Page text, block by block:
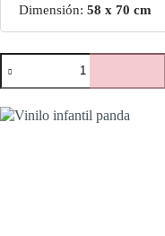
Dimensión: 58 x 70 cm